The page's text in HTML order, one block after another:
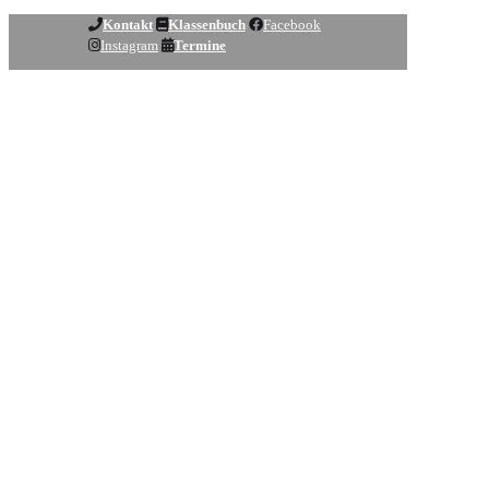
Kontakt Klassenbuch
Facebook
Instagram
Termine